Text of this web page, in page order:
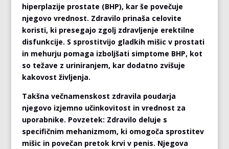
hiperplazije prostate (BHP), kar še povečuje
njegovo vrednost. Zdravilo prinaša celovite
koristi, ki presegajo zgolj zdravljenje erektilne
disfunkcije. S sprostitvijo gladkih mišic v prostati
in mehurju pomaga izboljšati simptome BHP, kot
so težave z uriniranjem, kar dodatno zvišuje
kakovost življenja.
Takšna večnamenskost zdravila poudarja
njegovo izjemno učinkovitost in vrednost za
uporabnike. Povzetek: Zdravilo deluje s
specifičnim mehanizmom, ki omogoča sprostitev
mišic in povečan pretok krvi v penis. Njegova